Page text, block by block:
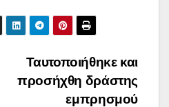
Ταυτοποιήθηκε και
προσήχθη δράστης
εμπρησμού